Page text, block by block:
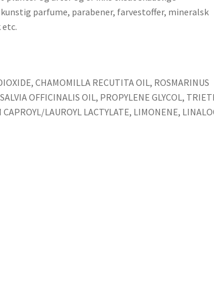
parfume, parabener, farvestoffer, mineralsk
CHAMOMILLA RECUTITA OIL, ROSMARINUS
OFFICINALIS OIL, PROPYLENE GLYCOL,
LAUROYL LACTYLATE, LIMONENE,